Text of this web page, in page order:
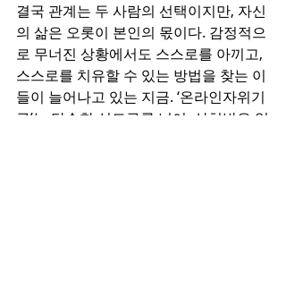
결국 관계는 두 사람의 선택이지만, 자신
의 삶은 오롯이 본인의 몫이다. 감정적으
로 무너진 상황에서도 스스로를 아끼고,
스스로를 치유할 수 있는 방법을 찾는 이
들이 늘어나고 있는 지금. ‘온라인자위기
구’는 단순한 성도구를 넘어, 상처받은 일